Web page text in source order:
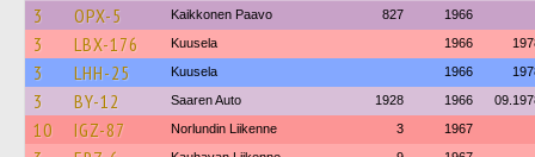
3 OPX-5 Kaikkonen Paavo 827 1966
3 LBX-176 Kuusela 1966
3 LHH-25 Kuusela 1966
3 BY-12 Saaren Auto 1928 1966
10 IGZ-87 Norlundin Liikenne 3 1967